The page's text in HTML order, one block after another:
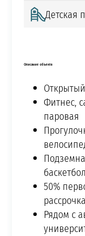
Детская
Описание объекта
Фитнес,
паровая
50%
Рядом с